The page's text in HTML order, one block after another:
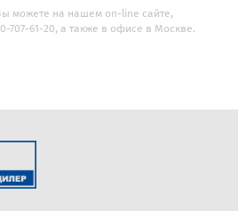
можете на нашем on-line сайте,
707-61-20, а также в офисе в Москве.